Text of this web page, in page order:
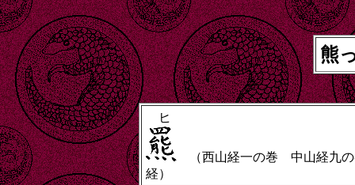
熊
ヒ
（西山経一の巻 中山経九
経）